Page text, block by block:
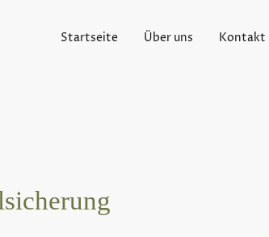
Startseite Über uns Kontakt